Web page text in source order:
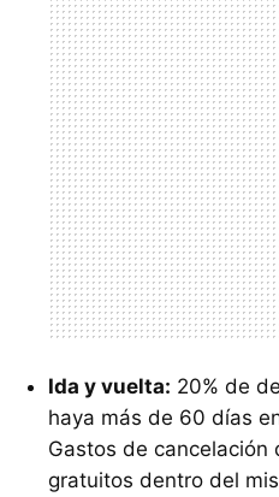
Ida y vuelta: 20% de
haya más de 60 días
Gastos de cancelación
gratuitos dentro del